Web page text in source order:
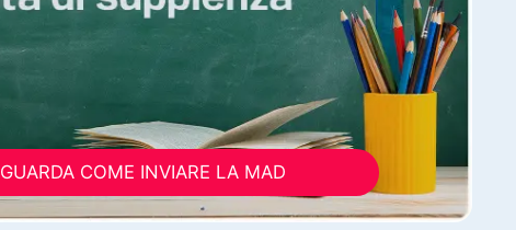
GUARDA COME INVIARE LA MAD